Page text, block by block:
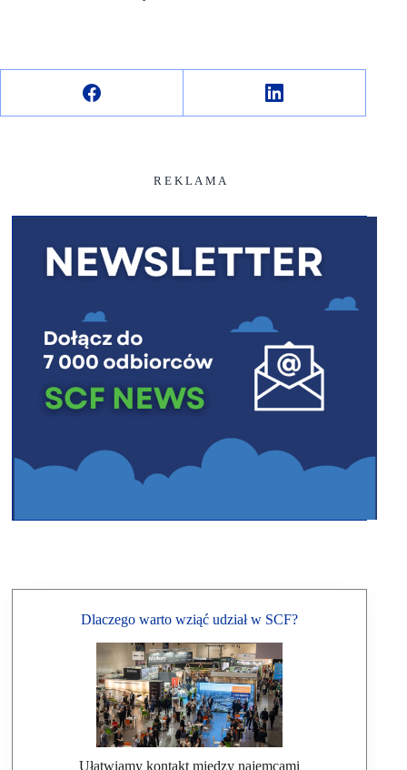
R E K L A M A
Dlaczego warto wziąć udział w SCF?
Ułatwiamy kontakt między najemcami